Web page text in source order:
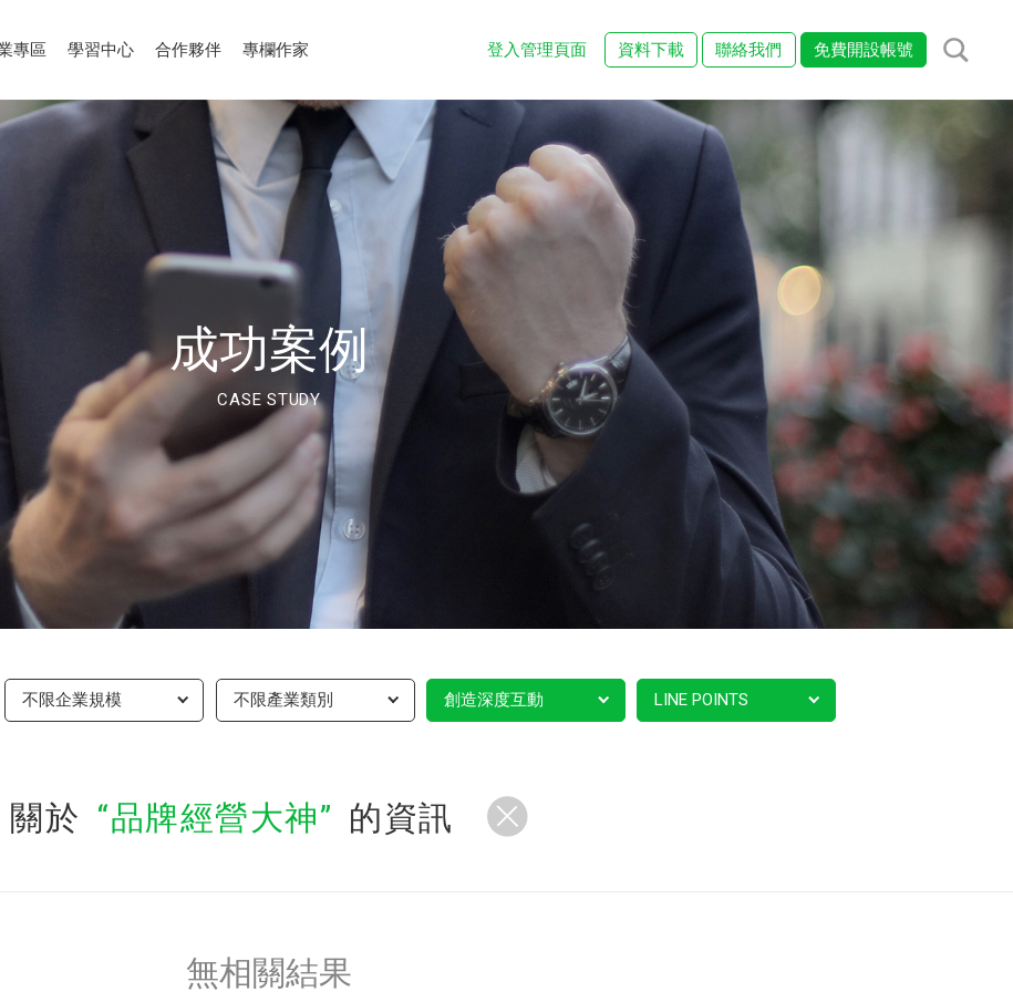
專區 學習中心 合作夥伴 專欄作家 登入管理頁面 資料下載 聯絡我們 免費開設帳號
成功案例
CASE STUDY
不限企業規模 不限產業類別 創造深度互動 LINE POINTS
關於 品牌經營大神 的資訊
無相關結果